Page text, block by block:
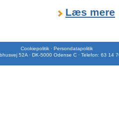
Læs mere
Cookiepolitik · Persondatapolitik
52A · DK-5000 Odense C · Telefon: 63 14